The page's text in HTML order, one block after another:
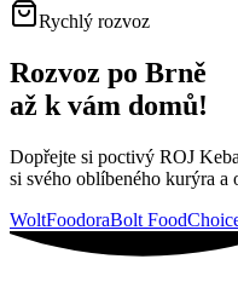
Rychlý rozvoz
Rozvoz po Brně
až k vám domů!
Dopřejte si poctivý ROJ
si svého oblíbeného kurýra a
WoltFoodoraBolt Food